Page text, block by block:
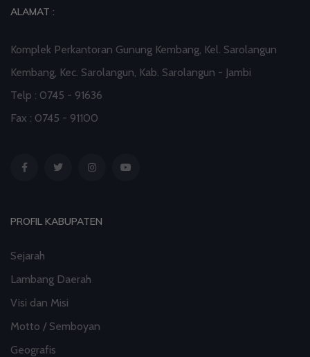
ALAMAT :
Komplek Perkantoran Gunung Kembang, Kel. Sarolangun
Kembang, Kec. Sarolangun, Kab. Sarolangun - Jambi
Telp : 0745 - 91636
Fax : 0745 - 91100
PROFIL KABUPATEN
Sejarah
Lambang Daerah
Visi dan Misi
Motto / Semboyan
Geografis